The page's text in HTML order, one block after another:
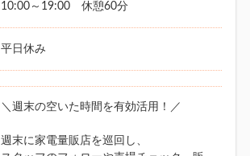
10:00～19:00 休憩60分
平日休み
＼週末の空いた時間を有効活用！／
週末に家電量販店を巡回し、